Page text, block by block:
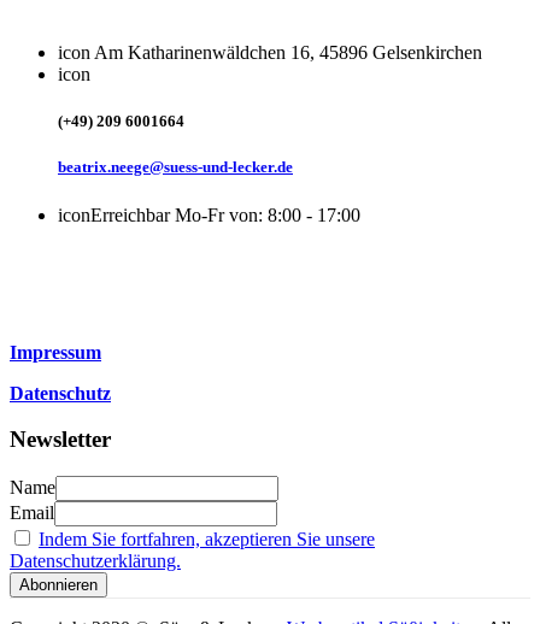
icon Am Katharinenwäldchen 16, 45896 Gelsenkirchen
icon
(+49) 209 6001664
beatrix.neege@suess-und-lecker.de
iconErreichbar Mo-Fr von: 8:00 - 17:00
Impressum
Datenschutz
Newsletter
Name
Email
Indem Sie fortfahren, akzeptieren Sie unsere
Datenschutzerklärung.